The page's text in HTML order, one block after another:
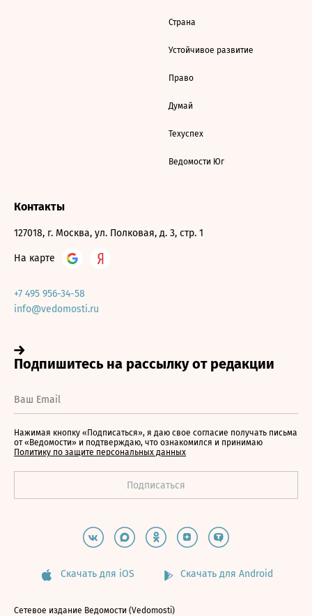
Страна
Устойчивое развитие
Право
Думай
Техуспех
Ведомости Юг
Контакты
127018, г. Москва, ул. Полковая, д. 3, стр. 1
На карте
+7 495 956-34-58
info@vedomosti.ru
Нажимая кнопку «Подписаться», я даю свое согласие получать письма
от «Ведомости» и подтверждаю, что ознакомился и принимаю
Политику по защите персональных данных
Скачать для iOS Скачать для Android
Сетевое издание Ведомости (Vedomosti)